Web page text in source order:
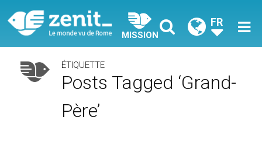
MISSION
FR
ÉTIQUETTE
Posts Tagged ‘grand-
Père’